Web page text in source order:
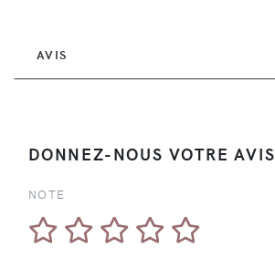
AVIS
DONNEZ-NOUS VOTRE AVIS
NOTE